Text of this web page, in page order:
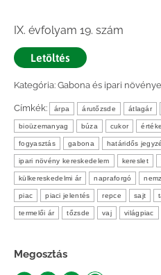
IX. évfolyam 19. szám
Letöltés
Kategória: Gabona és ipari
Címkék: árpa árutőzsde átlagár
bioüzemanyag búza cukor
fogyasztás gabona határidős
ipari növény kereskedelem kereslet
külkereskedelmi ár napraforgó
piac piaci jelentés repce sajt
termelői ár tőzsde vaj világpiac
Megosztás